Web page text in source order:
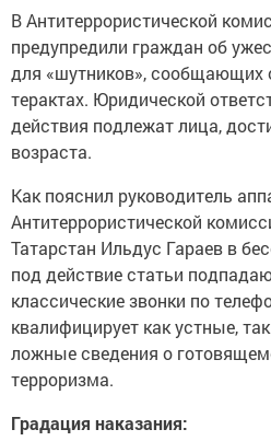
В Антитеррористической
предупредили граждан об
для «шутников»,
терактах. Юридической
действия подлежат лица,
возраста.
Как пояснил руководитель
Антитеррористической
Татарстан Ильдус Гараев в
под действие статьи
классические звонки по
квалифицирует как устные,
ложные сведения о
терроризма.
Градация наказания: